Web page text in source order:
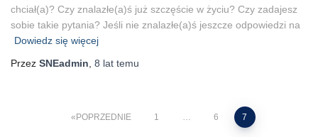
chciał(a)? Czy znalazłe(a)ś już szczęście w życiu? Czy zadajesz
sobie takie pytania? Jeśli nie znalazłe(a)ś jeszcze odpowiedzi na
Dowiedz się więcej
Przez SNEadmin, 8 lat temu
Stronicowanie
POPRZEDNIE 1 … 6 7